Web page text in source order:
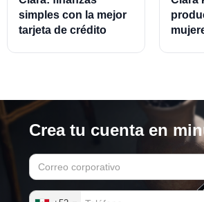
simples con la mejor
tarjeta de crédito
Crea tu cuenta en